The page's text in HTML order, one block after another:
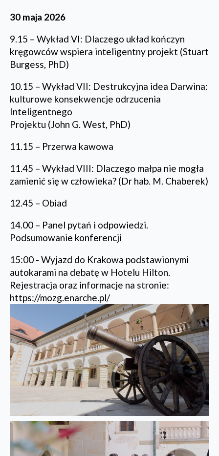
30 maja 2026
9.15 – Wykład VI: Dlaczego układ kończyn
kręgowców wspiera inteligentny projekt (Stuart
Burgess, PhD)
10.15 – Wykład VII: Destrukcyjna idea Darwina:
kulturowe konsekwencje odrzucenia
Inteligentnego
Projektu (John G. West, PhD)
11.15 – Przerwa kawowa
11.45 – Wykład VIII: Dlaczego małpa nie mogła
zamienić się w człowieka? (Dr hab. M. Chaberek)
12.45 – Obiad
14.00 – Panel pytań i odpowiedzi.
Podsumowanie konferencji
15:00 - Wyjazd do Krakowa podstawionymi
autokarami na debatę w Hotelu Hilton.
Rejestracja oraz informacje na stronie:
https://mozg.enarche.pl/